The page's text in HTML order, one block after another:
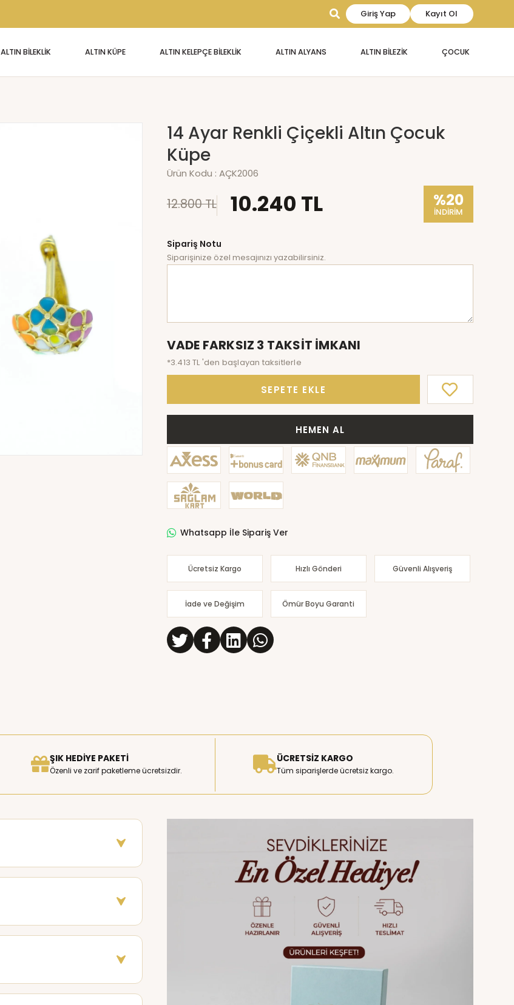
Giriş Yap Kayıt Ol
ALTIN BİLEKLİK ALTIN KÜPE ALTIN KELEPÇE BİLEKLİK ALTIN ALYANS ALTIN BİLEZİK ÇOCUK
14 Ayar Renkli Çiçekli Altın Çocuk
Küpe
Ürün Kodu : AÇK2006
12.800 TL 10.240 TL %20
İNDİRİM
Sipariş Notu
Siparişinize özel mesajınızı yazabilirsiniz.
VADE FARKSIZ 3 TAKSİT İMKANI
*3.413 TL 'den başlayan taksitlerle
SEPETE EKLE
HEMEN AL
Whatsapp İle Sipariş Ver
Ücretsiz Kargo Hızlı Gönderi Güvenli Alışveriş
İade ve Değişim Ömür Boyu Garanti
ŞIK HEDIYE PAKETI
Özenli ve zarif paketleme ücretsizdir.
ÜCRETSIZ KARGO
Tüm siparişlerde ücretsiz kargo.